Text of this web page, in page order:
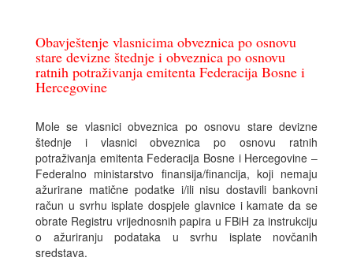
Obavještenje vlasnicima obveznica po osnovu
stare devizne štednje i obveznica po osnovu
ratnih potraživanja emitenta Federacija Bosne i
Hercegovine
Mole se vlasnici obveznica po osnovu stare devizne
štednje i vlasnici obveznica po osnovu ratnih
potraživanja emitenta Federacija Bosne i Hercegovine –
Federalno ministarstvo finansija/financija, koji nemaju
ažurirane matične podatke i/ili nisu dostavili bankovni
račun u svrhu isplate dospjele glavnice i kamate da se
obrate Registru vrijednosnih papira u FBiH za instrukciju
o ažuriranju podataka u svrhu isplate novčanih
sredstava.